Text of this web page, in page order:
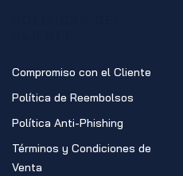
Compromiso con el Cliente
Política de Reembolsos
Política Anti-Phishing
Términos y Condiciones de
Venta